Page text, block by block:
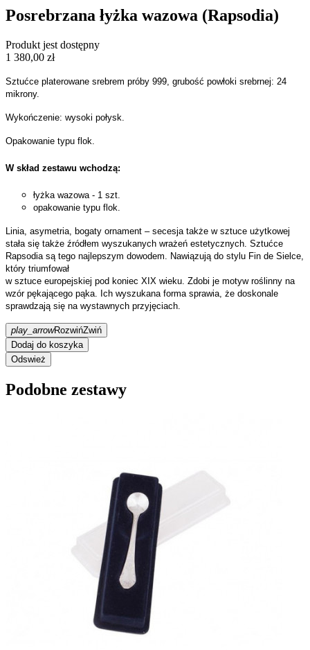
Posrebrzana łyżka wazowa (Rapsodia)
Produkt jest dostępny
1 380,00 zł
Sztućce platerowane srebrem próby 999, grubość powłoki srebrnej: 24
mikrony.
Wykończenie: wysoki połysk.
Opakowanie typu flok.
W skład zestawu wchodzą:
łyżka wazowa - 1 szt.
opakowanie typu flok.
Linia, asymetria, bogaty ornament – secesja także w sztuce użytkowej
stała się także źródłem wyszukanych wrażeń estetycznych. Sztućce
Rapsodia są tego najlepszym dowodem. Nawiązują do stylu Fin de Sielce,
który triumfował
w sztuce europejskiej pod koniec XIX wieku. Zdobi je motyw roślinny na
wzór pękającego pąka. Ich wyszukana forma sprawia, że doskonale
sprawdzają się na wystawnych przyjęciach.
play_arrowRozwińZwiń
Dodaj do koszyka
Podobne zestawy